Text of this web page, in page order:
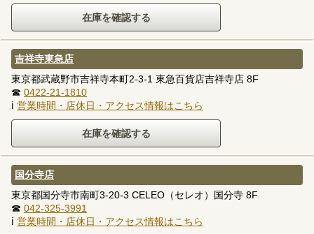
吉祥寺東急店
東京都武蔵野市吉祥寺本町2-3-1 東急百貨店吉祥寺店 8F
☎ 0422-21-1810
ℹ 営業時間・店休日・アクセス情報はこちら
国分寺店
東京都国分寺市南町3-20-3 CELEO（セレオ）国分寺 8F
☎ 042-325-3991
ℹ 営業時間・店休日・アクセス情報はこちら